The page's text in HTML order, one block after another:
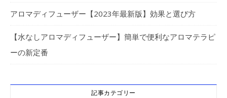
アロマディフューザー【2023年最新版】効果と選び方
【水なしアロマディフューザー】簡単で便利なアロマテラピ
ーの新定番
記事カテゴリー